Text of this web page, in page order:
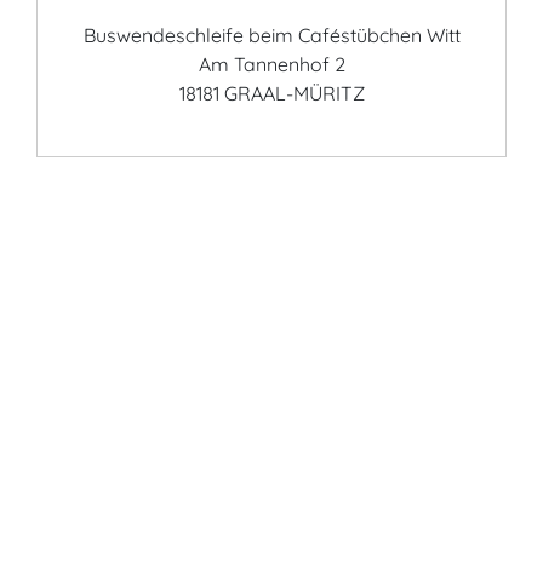
Buswendeschleife beim Caféstübchen Witt
Am Tannenhof 2
18181 GRAAL-MÜRITZ